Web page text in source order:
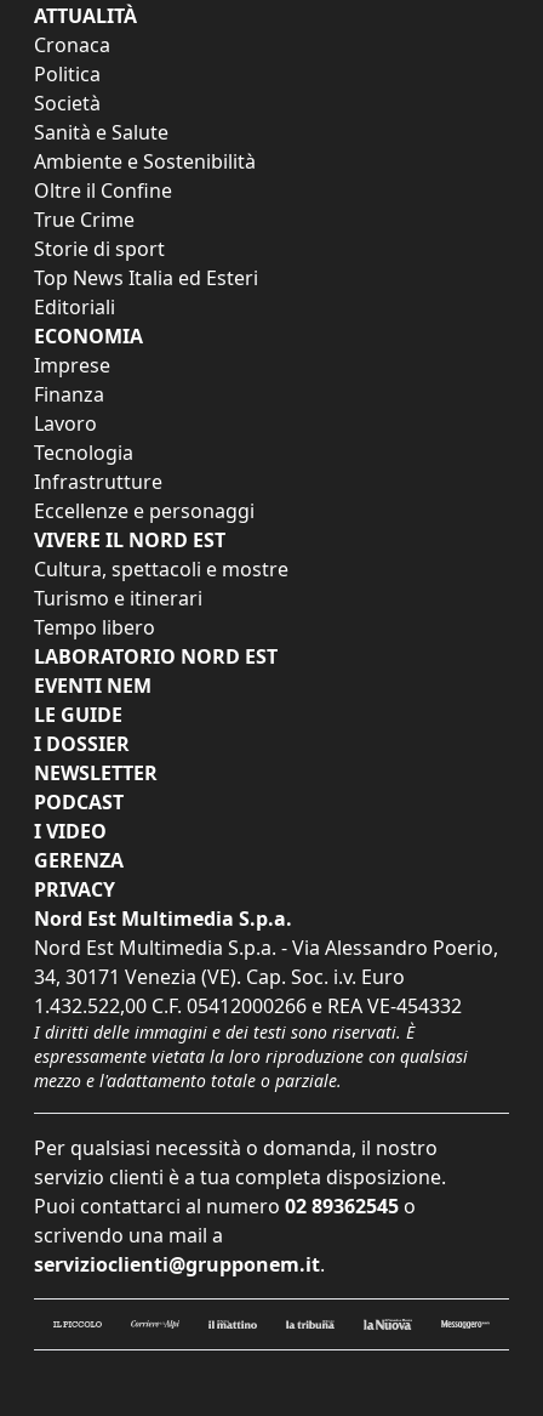
ATTUALITÀ
Cronaca
Politica
Società
Sanità e Salute
Ambiente e Sostenibilità
Oltre il Confine
True Crime
Storie di sport
Top News Italia ed Esteri
Editoriali
ECONOMIA
Imprese
Finanza
Lavoro
Tecnologia
Infrastrutture
Eccellenze e personaggi
VIVERE IL NORD EST
Cultura, spettacoli e mostre
Turismo e itinerari
Tempo libero
LABORATORIO NORD EST
EVENTI NEM
LE GUIDE
I DOSSIER
NEWSLETTER
PODCAST
I VIDEO
GERENZA
PRIVACY
Nord Est Multimedia S.p.a.
Nord Est Multimedia S.p.a. - Via Alessandro Poerio,
34, 30171 Venezia (VE). Cap. Soc. i.v. Euro
1.432.522,00 C.F. 05412000266 e REA VE-454332
I diritti delle immagini e dei testi sono riservati. È
espressamente vietata la loro riproduzione con qualsiasi
mezzo e l'adattamento totale o parziale.
Per qualsiasi necessità o domanda, il nostro
servizio clienti è a tua completa disposizione.
Puoi contattarci al numero 02 89362545 o
scrivendo una mail a
servizioclienti@grupponem.it.